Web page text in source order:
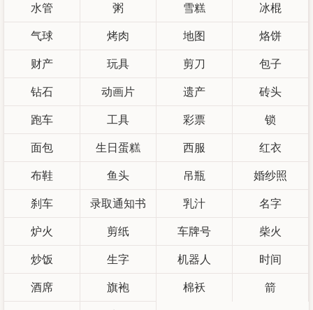
水管 粥 雪糕 冰棍
气球 烤肉 地图 烙饼
财产 玩具 剪刀 包子
钻石 动画片 遗产 砖头
跑车 工具 彩票 锁
面包 生日蛋糕 西服 红衣
布鞋 鱼头 吊瓶 婚纱照
刹车 录取通知书 乳汁 名字
炉火 剪纸 车牌号 柴火
炒饭 生字 机器人 时间
酒席 旗袍 棉袄 箭